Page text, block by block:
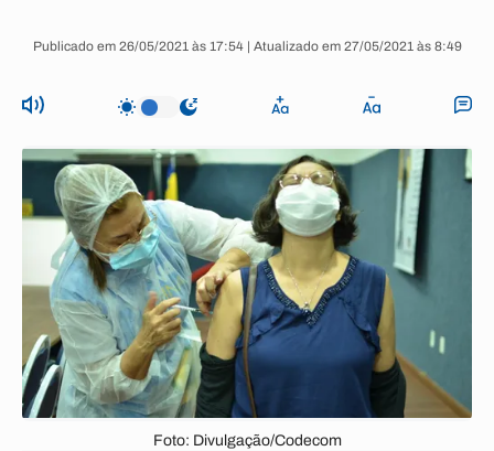
Publicado em 26/05/2021 às 17:54 | Atualizado em 27/05/2021 às 8:49
Foto: Divulgação/Codecom